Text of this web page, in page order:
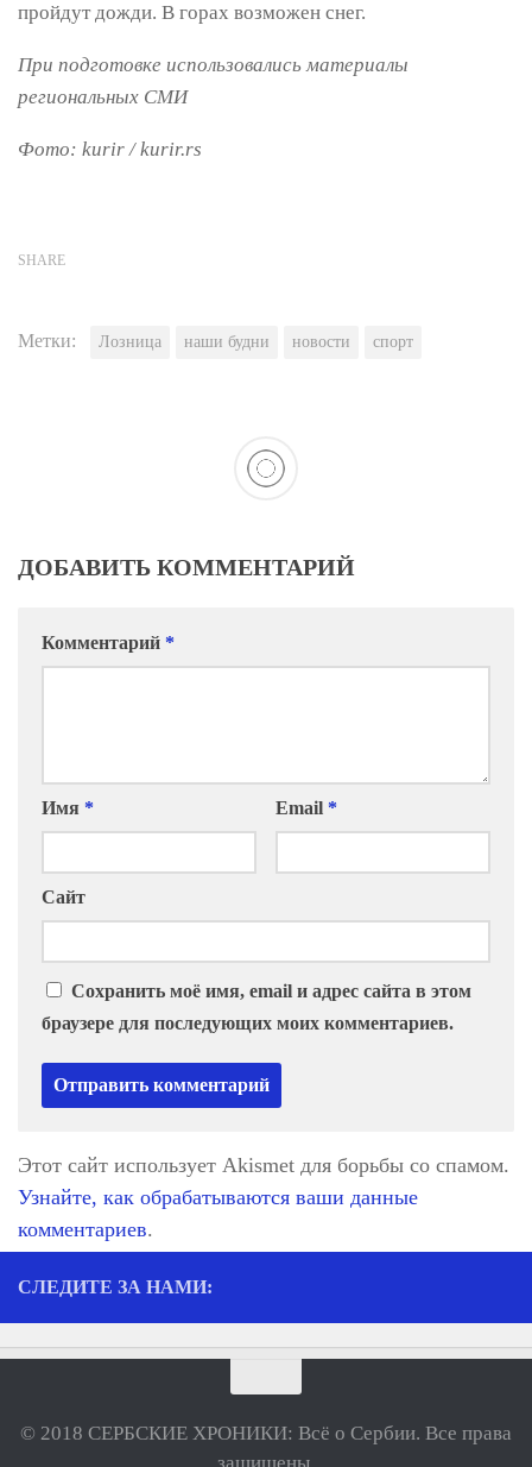
пройдут дожди. В горах возможен снег.
При подготовке использовались материалы
региональных СМИ
Фото: kurir / kurir.rs
SHARE
Метки: Лозница наши будни новости спорт
ДОБАВИТЬ КОММЕНТАРИЙ
Комментарий *
Имя * Email *
Сайт
Сохранить моё имя, email и адрес сайта в этом
браузере для последующих моих комментариев.
Этот сайт использует Akismet для борьбы со спамом.
Узнайте, как обрабатываются ваши данные
комментариев.
СЛЕДИТЕ ЗА НАМИ:
© 2018 СЕРБСКИЕ ХРОНИКИ: Всё о Сербии. Все права